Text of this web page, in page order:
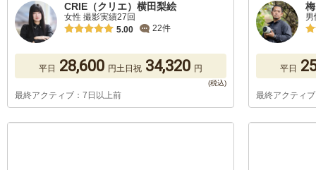
CRIE（クリエ）横田梨絵
女性 撮影実績27回
5.00
22件
平日 28,600 円土日祝 34,320 円
最終アクティブ：7日以上前
男
平日
最終アクティ